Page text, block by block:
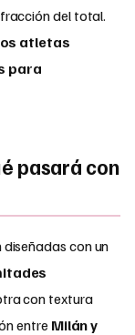
del total.
atletas
para
pasará con
con un
con textura
entre Milán y